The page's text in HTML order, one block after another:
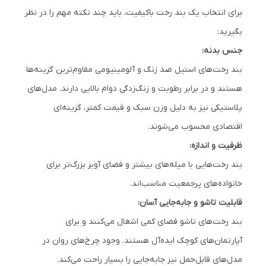
برای انتخاب یک بند رخت باکیفیت، باید چند نکته مهم را در نظر
بگیرید:
جنس بدنه:
بند رخت‌های استیل ضد زنگ و آلومینیومی مقاوم‌ترین گزینه‌ها
هستند و در برابر رطوبت و زنگ‌زدگی دوام بالایی دارند. مدل‌های
پلاستیکی نیز به دلیل وزن سبک و قیمت کمتر، گزینه‌ای
اقتصادی محسوب می‌شوند.
ظرفیت و اندازه:
بند رخت‌هایی با میله‌های بیشتر و فضای آویز بزرگ‌تر برای
خانواده‌های پرجمعیت مناسب‌اند.
قابلیت تاشو و جابه‌جایی آسان:
بند رخت‌های تاشو فضای کمی اشغال می‌کنند و برای
آپارتمان‌های کوچک ایده‌آل هستند. وجود چرخ‌های روان در
مدل‌های قابل‌حمل نیز جابه‌جایی را بسیار راحت می‌کند.